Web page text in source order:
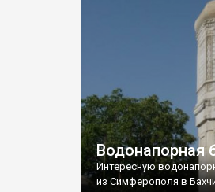
Водонапорная
Интересную
из Симферополя в